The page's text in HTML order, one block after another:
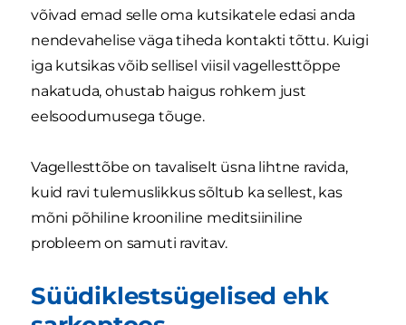
võivad emad selle oma kutsikatele edasi anda
nendevahelise väga tiheda kontakti tõttu. Kuigi
iga kutsikas võib sellisel viisil vagellesttõppe
nakatuda, ohustab haigus rohkem just
eelsoodumusega tõuge.
Vagellesttõbe on tavaliselt üsna lihtne ravida,
kuid ravi tulemuslikkus sõltub ka sellest, kas
mõni põhiline krooniline meditsiiniline
probleem on samuti ravitav.
Süüdiklestsügelised ehk